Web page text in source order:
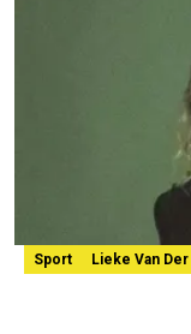
Sport Lieke Van